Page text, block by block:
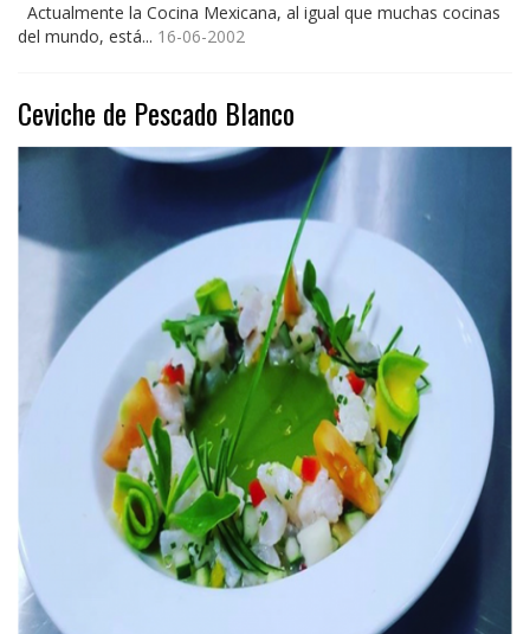
Actualmente la Cocina Mexicana, al igual que muchas cocinas
del mundo, está... 16-06-2002
Ceviche de Pescado Blanco